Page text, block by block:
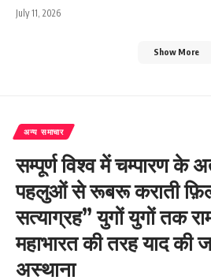
July 11, 2026
Show More
अन्य समाचार
सम्पूर्ण विश्व में चम्पारण
पहलुओं से रूबरू कराती
सत्याग्रह” युगों युगों तक
महाभारत की तरह याद की
अस्थाना